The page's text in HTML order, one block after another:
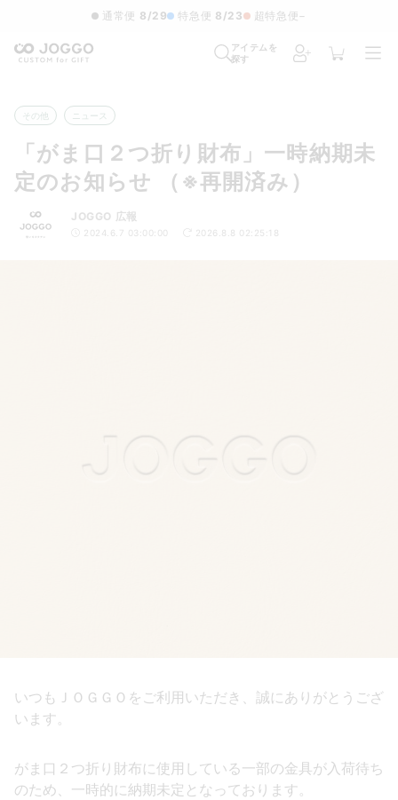
通常便 8/29 特急便 8/23 超特急便−
アイテムを
探す
その他 ニュース
「がま口２つ折り財布」一時納期未
定のお知らせ （※再開済み）
JOGGO 広報
2024.6.7 03:00:00 2026.8.8 02:25:18
いつもＪＯＧＧＯをご利用いただき、誠にありがとうござ
います。
がま口２つ折り財布に使用している一部の金具が入荷待ち
のため、一時的に納期未定となっております。